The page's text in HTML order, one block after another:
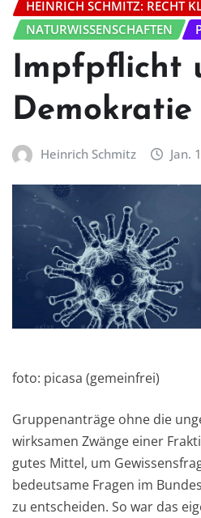
HEINRICH SCHMITZ: RECHT
NATURWISSENSCHAFTEN
Impfpflicht
Demokratie
Heinrich Schmitz Jan.
foto: picasa (gemeinfrei)
Gruppenanträge ohne die
wirksamen Zwänge einer
gutes Mittel, um
bedeutsame Fragen im
zu entscheiden. So war das